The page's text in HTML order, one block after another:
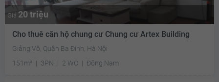
Giá 20 triệu
Cho thuê căn hộ chung cư Chung cư Artex Building
Giảng Võ, Quận Ba Đình, Hà Nội
151m²
3PN 2 WC Đông Nam